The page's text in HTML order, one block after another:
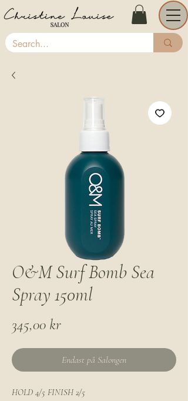
O&M Surf Bomb Sea
Spray 150ml
345,00 krPris
Endast på Salongen
HOLD 4/5 FINISH 2/5